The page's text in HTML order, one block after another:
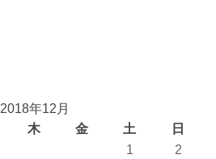
2018年12月
木 金 土
日
1
2